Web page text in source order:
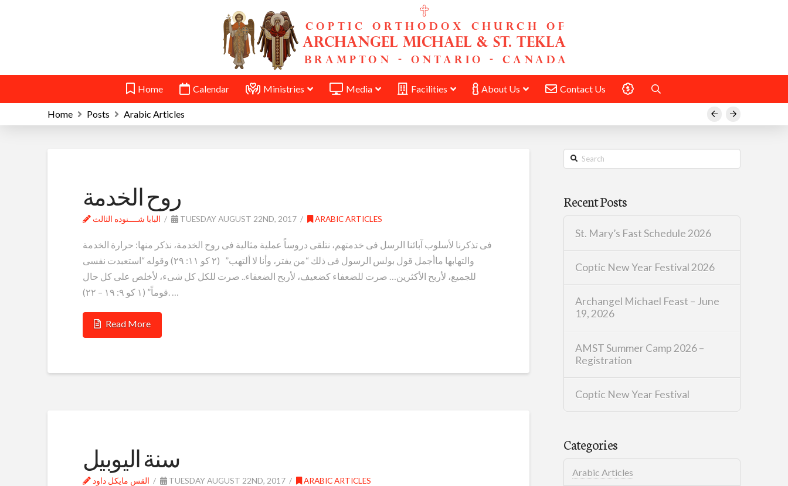
Home Calendar Ministries Media Facilities About Us Contact Us
Home
Posts Arabic Articles Prev Next
روح الخدمة
البابا شــــنوده الثالث TUESDAY AUGUST 22ND, 2017 ARABIC ARTICLES
فى تذكرنا لأسلوب آبائنا الرسل فى خدمتهم، نتلقى دروساً عملية مثالية فى روح الخدمة، نذكر منها: حرارة الخدمة
والتهابها ماأجمل قول بولس الرسول فى ذلك “من يفتر، وأنا لا ألتهب” (٢ كو ۱۱: ٢٩) وقوله “استعبدت نفسى
للجميع، لأربح الأكثرين… صرت للضعفاء كضعيف، لأربح الضعفاء.. صرت للكل كل شىء، لأخلص على كل حال
قوماً” (۱ كو ٩: ۱٩ – ٢٢). …
Read More
سنة اليوبيل
القس مايكل داود TUESDAY AUGUST 22ND, 2017 ARABIC ARTICLES
Search
Recent Posts
St. Mary’s Fast Schedule 2026
Coptic New Year Festival 2026
Archangel Michael Feast – June
19, 2026
AMST Summer Camp 2026 –
Registration
Coptic New Year Festival
Categories
Arabic Articles